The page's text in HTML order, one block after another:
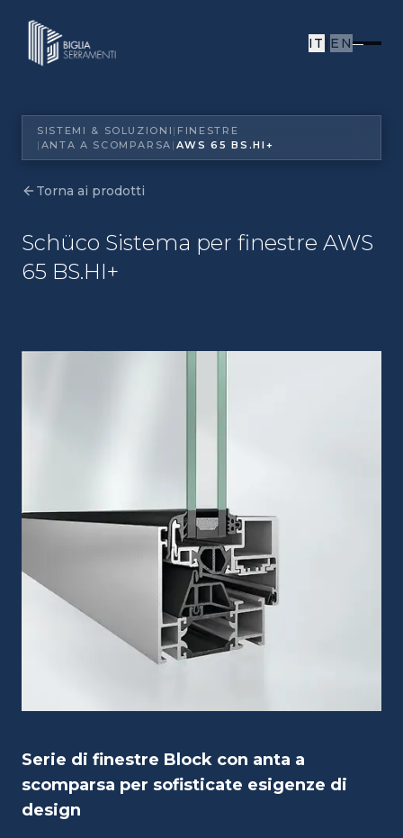
IT EN
SISTEMI & SOLUZIONI | FINESTRE
| ANTA A SCOMPARSA | AWS 65 BS.HI+
Torna ai prodotti
Schüco Sistema per finestre AWS
65 BS.HI+
Serie di finestre Block con anta a
scomparsa per sofisticate esigenze di
design
|ANTA A SCOMPARSA|AWS 65 BS.HI+